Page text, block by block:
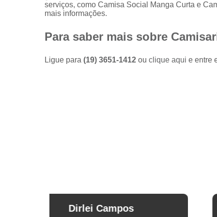
Camisas
preço
de camisas
serviços, como Camisa Social Manga Curta e
mais informações.
Para saber mais sobre
Ligue para (19) 3651-1412 ou clique aqui e entre
Arthur Mello